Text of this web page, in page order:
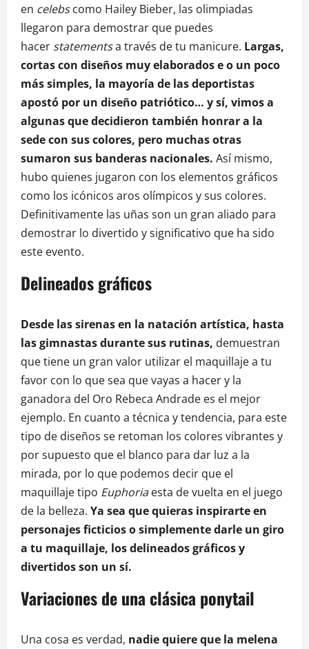
en celebscomo Hailey Bieber, las olimpiadas
llegaron para demostrar que puedes
hacer statementsa través de tu manicure. Largas,
cortas con diseños muy elaborados e o un poco
más simples, la mayoría de las deportistas
apostó por un diseño patriótico… y sí, vimos a
algunas que decidieron también honrar a la
sede con sus colores, pero muchas otras
sumaron sus banderas nacionales. Así mismo,
hubo quienes jugaron con los elementos gráficos
como los icónicos aros olímpicos y sus colores.
Definitivamente las uñas son un gran aliado para
demostrar lo divertido y significativo que ha sido
este evento.
Delineados gráficos
Desde las sirenas en la natación artística, hasta
las gimnastas durante sus rutinas, demuestran
que tiene un gran valor utilizar el maquillaje a tu
favor con lo que sea que vayas a hacer y la
ganadora del Oro Rebeca Andrade es el mejor
ejemplo. En cuanto a técnica y tendencia, para este
tipo de diseños se retoman los colores vibrantes y
por supuesto que el blanco para dar luz a la
mirada, por lo que podemos decir que el
maquillaje tipo Euphoriaesta de vuelta en el juego
de la belleza. Ya sea que quieras inspirarte en
personajes ficticios o simplemente darle un giro
a tu maquillaje, los delineados gráficos y
divertidos son un sí.
Variaciones de una clásica ponytail
Una cosa es verdad, nadie quiere que la melena